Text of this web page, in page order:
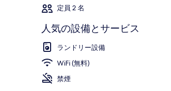
定員 2 名
人気の設備とサービス
ランドリー設備
WiFi (無料)
禁煙